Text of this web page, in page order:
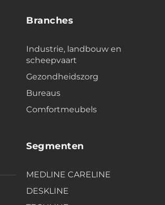
Branches
Industrie, landbouw en
scheepvaart
Gezondheidszorg
Bureaus
Comfortmeubels
Segmenten
MEDLINE CARELINE
DESKLINE